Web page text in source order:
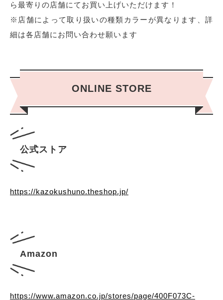
ら最寄りの店舗にてお買い上げいただけます！
※店舗によって取り扱いの種類カラーが異なります、詳
細は各店舗にお問い合わせ願います
ONLINE STORE
公式ストア
https://kazokushuno.theshop.jp/
Amazon
https://www.amazon.co.jp/stores/page/400F073C-